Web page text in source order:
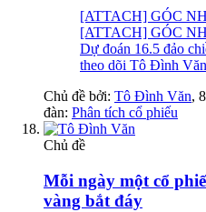
[ATTACH] GÓC
[ATTACH] GÓC
Dự đoán 16.5 đảo
theo dõi Tô Đình
Chủ đề bởi: Tô Đình Văn,
đàn: Phân tích cổ phiếu
Chủ đề
Mỗi ngày một cổ
vàng bắt đáy